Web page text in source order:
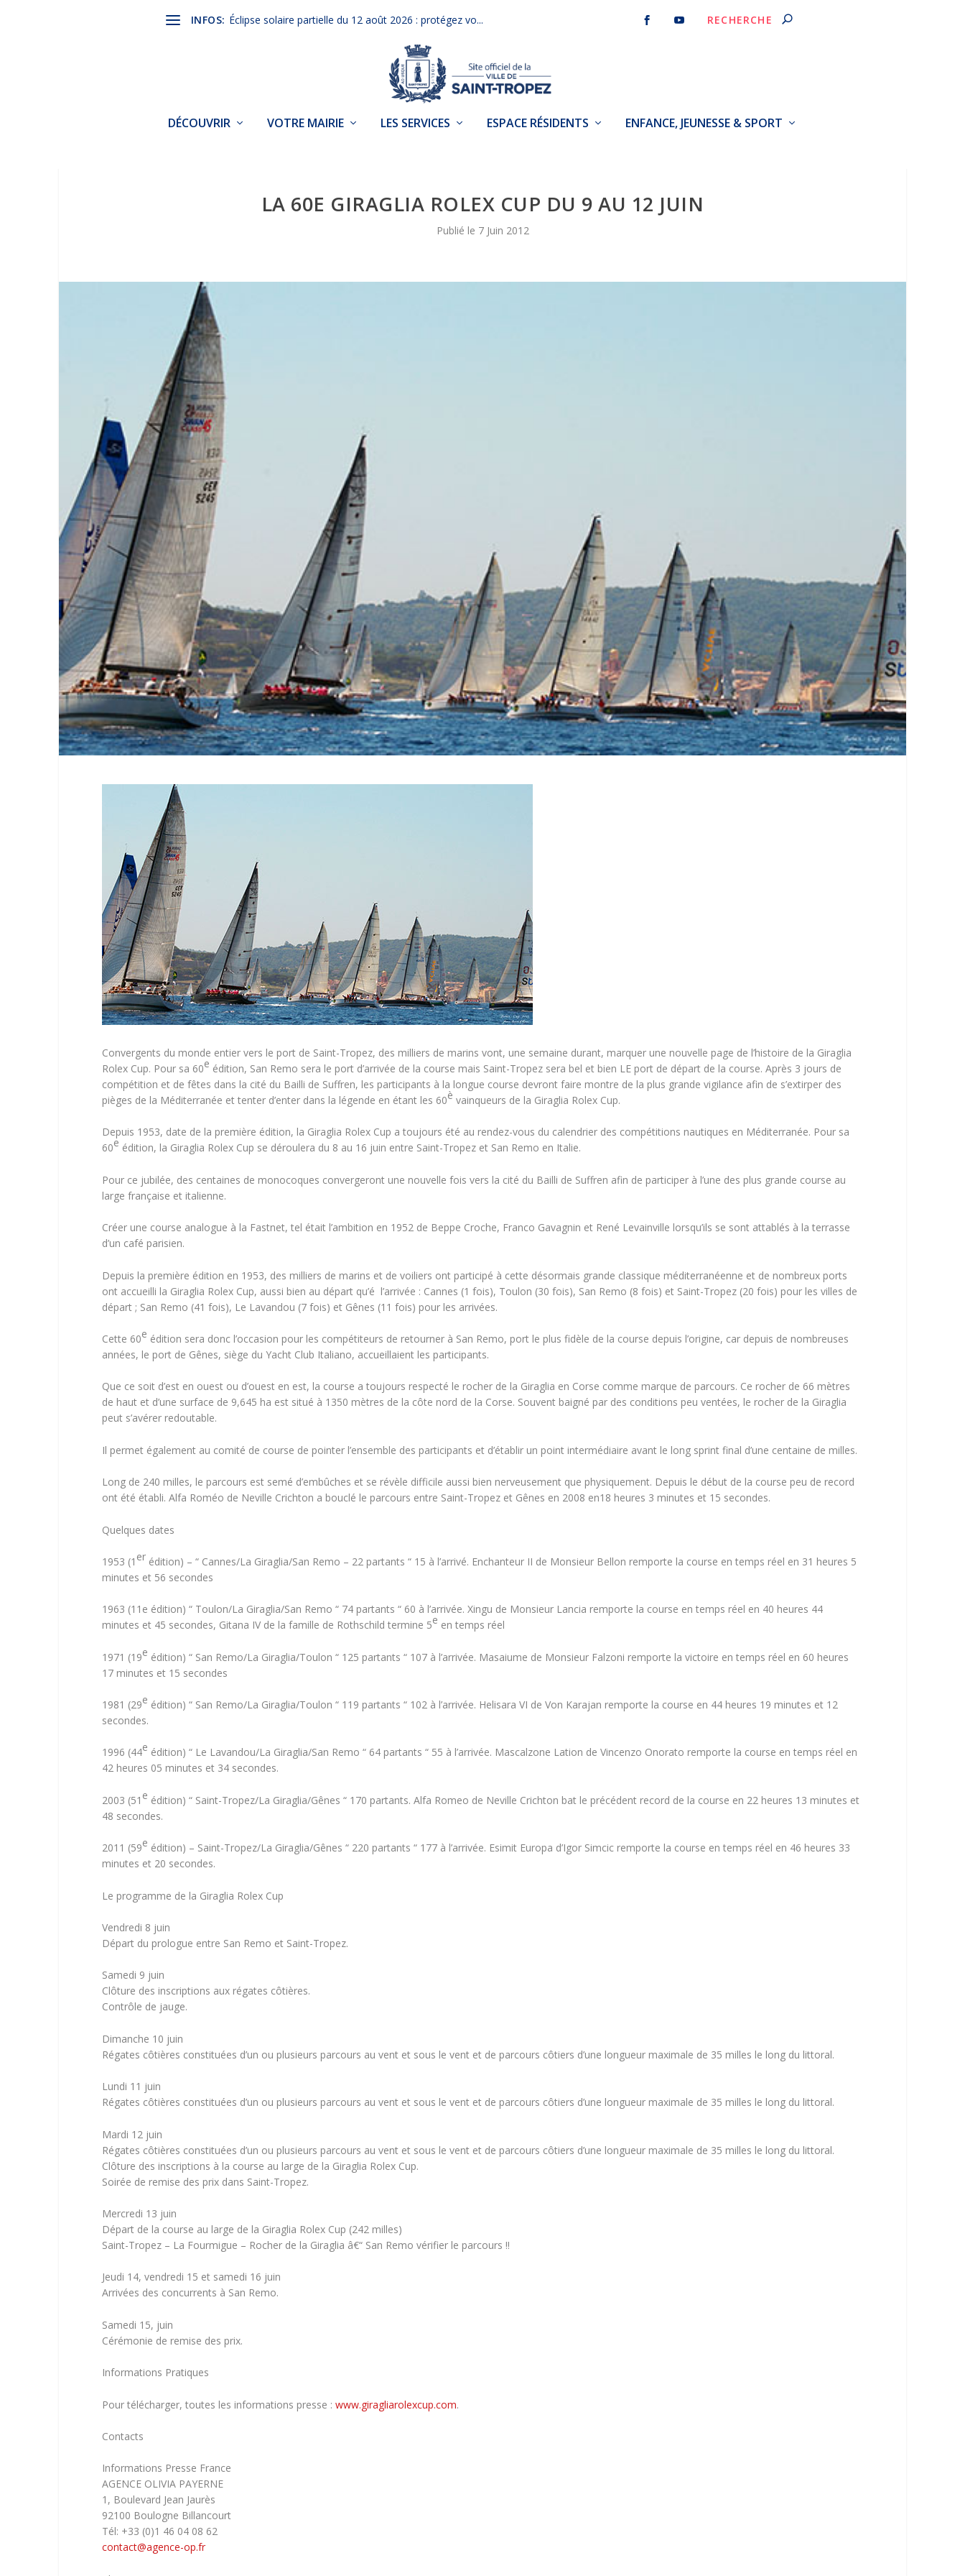
INFOS: Éclipse solaire partielle du 12 août 2026 : protégez vo...
DÉCOUVRIR VOTRE MAIRIE LES SERVICES ESPACE RÉSIDENTS ENFANCE, JEUNESSE & SPORT
LA 60E GIRAGLIA ROLEX CUP DU 9 AU 12 JUIN
7 Juin 2012
Convergents du monde entier vers le port de Saint-Tropez, des milliers de marins vont, une semaine durant, marquer une nouvelle page de l’histoire de la Giraglia
Rolex Cup. Pour sa 60e édition, San Remo sera le port d’arrivée de la course mais Saint-Tropez sera bel et bien LE port de départ de la course. Après 3 jours de
compétition et de fêtes dans la cité du Bailli de Suffren, les participants à la longue course devront faire montre de la plus grande vigilance afin de s’extirper des
pièges de la Méditerranée et tenter d’enter dans la légende en étant les 60è vainqueurs de la Giraglia Rolex Cup.
Depuis 1953, date de la première édition, la Giraglia Rolex Cup a toujours été au rendez-vous du calendrier des compétitions nautiques en Méditerranée. Pour sa
60e édition, la Giraglia Rolex Cup se déroulera du 8 au 16 juin entre Saint-Tropez et San Remo en Italie.
Pour ce jubilée, des centaines de monocoques convergeront une nouvelle fois vers la cité du Bailli de Suffren afin de participer à l’une des plus grande course au
large française et italienne.
Créer une course analogue à la Fastnet, tel était l’ambition en 1952 de Beppe Croche, Franco Gavagnin et René Levainville lorsqu’ils se sont attablés à la terrasse
d’un café parisien.
Depuis la première édition en 1953, des milliers de marins et de voiliers ont participé à cette désormais grande classique méditerranéenne et de nombreux ports
ont accueilli la Giraglia Rolex Cup, aussi bien au départ qu’é l’arrivée : Cannes (1 fois), Toulon (30 fois), San Remo (8 fois) et Saint-Tropez (20 fois) pour les villes de
départ ; San Remo (41 fois), Le Lavandou (7 fois) et Gênes (11 fois) pour les arrivées.
Cette 60e édition sera donc l’occasion pour les compétiteurs de retourner à San Remo, port le plus fidèle de la course depuis l’origine, car depuis de nombreuses
années, le port de Gênes, siège du Yacht Club Italiano, accueillaient les participants.
Que ce soit d’est en ouest ou d’ouest en est, la course a toujours respecté le rocher de la Giraglia en Corse comme marque de parcours. Ce rocher de 66 mètres
de haut et d’une surface de 9,645 ha est situé à 1350 mètres de la côte nord de la Corse. Souvent baigné par des conditions peu ventées, le rocher de la Giraglia
peut s’avérer redoutable.
Il permet également au comité de course de pointer l’ensemble des participants et d’établir un point intermédiaire avant le long sprint final d’une centaine de milles.
Long de 240 milles, le parcours est semé d’embûches et se révèle difficile aussi bien nerveusement que physiquement. Depuis le début de la course peu de record
ont été établi.Alfa Roméo de Neville Crichton a bouclé le parcours entre Saint-Tropez et Gênes en 2008 en18 heures 3 minutes et 15 secondes.
Quelques dates
1953 (1 er édition) – “ Cannes/La Giraglia/San Remo – 22 partants “ 15 à l’arrivé. Enchanteur II de Monsieur Bellon remporte la course en temps réel en 31 heures 5
minutes et 56 secondes
1963 (11e édition) “ Toulon/La Giraglia/San Remo “ 74 partants “ 60 à l’arrivée.Xingu de Monsieur Lancia remporte la course en temps réel en 40 heures 44
minutes et 45 secondes, Gitana IV de la famille de Rothschild termine 5e en temps réel
1971 (19e édition) “ San Remo/La Giraglia/Toulon “ 125 partants “ 107 à l’arrivée. Masaiume de Monsieur Falzoni remporte la victoire en temps réel en 60 heures
17 minutes et 15 secondes
1981 (29e édition) “ San Remo/La Giraglia/Toulon “ 119 partants “ 102 à l’arrivée. Helisara VI de Von Karajan remporte la course en 44 heures 19 minutes et 12
secondes.
1996 (44e édition) “ Le Lavandou/La Giraglia/San Remo “ 64 partants “ 55 à l’arrivée. Mascalzone Lation de Vincenzo Onorato remporte la course en temps réel en
42 heures 05 minutes et 34 secondes.
2003 (51 e édition) “ Saint-Tropez/La Giraglia/Gênes “ 170 partants.Alfa Romeo de Neville Crichton bat le précédent record de la course en 22 heures 13 minutes et
48 secondes.
2011 (59e édition) – Saint-Tropez/La Giraglia/Gênes “ 220 partants “ 177 à l’arrivée. Esimit Europa d’Igor Simcic remporte la course en temps réel en 46 heures 33
minutes et 20 secondes.
Le programme de la Giraglia Rolex Cup
Vendredi 8 juin
Départ du prologue entre San Remo et Saint-Tropez.
Samedi 9 juin
Clôture des inscriptions aux régates côtières.
Contrôle de jauge.
Dimanche 10 juin
Régates côtières constituées d’un ou plusieurs parcours au vent et sous le vent et de parcours côtiers d’une longueur maximale de 35 milles le long du littoral.
Lundi 11 juin
Régates côtières constituées d’un ou plusieurs parcours au vent et sous le vent et de parcours côtiers d’une longueur maximale de 35 milles le long du littoral.
Mardi 12 juin
Régates côtières constituées d’un ou plusieurs parcours au vent et sous le vent et de parcours côtiers d’une longueur maximale de 35 milles le long du littoral.
Clôture des inscriptions à la course au large de la Giraglia Rolex Cup.
Soirée de remise des prix dans Saint-Tropez.
Mercredi 13 juin
Départ de la course au large de la Giraglia Rolex Cup (242 milles)
Saint-Tropez – La Fourmigue – Rocher de la Giraglia â€“ San Remo vérifier le parcours !!
Jeudi 14, vendredi 15 et samedi 16 juin
Arrivées des concurrents à San Remo.
Samedi 15, juin
Cérémonie de remise des prix.
Informations Pratiques
Pour télécharger, toutes les informations presse :www.giragliarolexcup.com.
Contacts
Informations Presse France
AGENCE OLIVIA PAYERNE
1, Boulevard Jean Jaurès
92100 Boulogne Billancourt
Tél: +33 (0)1 46 04 08 62
contact@agence-op.fr